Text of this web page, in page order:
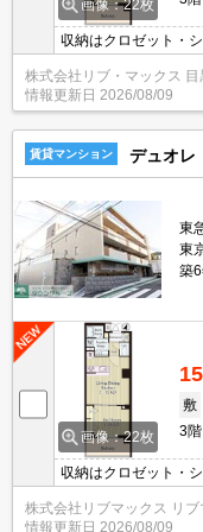
画像：22枚
収納はクロゼット・
を利用することも可
ど大変充実しており
ため、時間調整の手
宅でパソコンを使う
お部屋が便利です。
株式会社リブ・マックス 目
情報更新日 2026/08/09
賃貸マンション デュオ
東
東
築
画像：22枚
敷
3階
収納はクロゼット・
を利用することも可
ど大変充実しており
株式会社リブマックス リ
情報更新日 2026/08/09